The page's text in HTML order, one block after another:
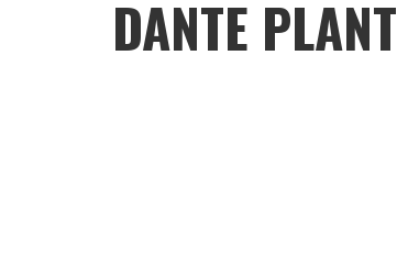
DANTE PLANT